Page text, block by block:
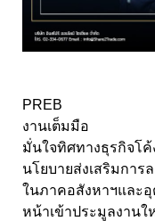
PREB
งานเต็มมือ
มั่นใจทิศทางธุรกิจโค้
นโยบายส่งเสริมกา
ในภาคอสังหาฯและ
หน้าเข้าประมูลงานใ